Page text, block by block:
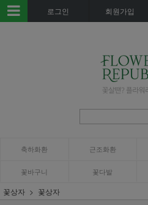
로그인 회원가입
축하화환 근조화환
꽃바구니 꽃다발
꽃상자 꽃상자